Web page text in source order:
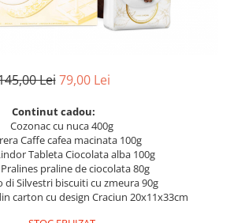
Lei 79,00 Lei
Continut cadou:
Cozonac cu nuca 400g
Caffe cafea macinata 100g
Tableta Ciocolata alba 100g
praline de ciocolata 80g
di Silvestri biscuiti cu zmeura 90g
carton cu design Craciun 20x11x33cm